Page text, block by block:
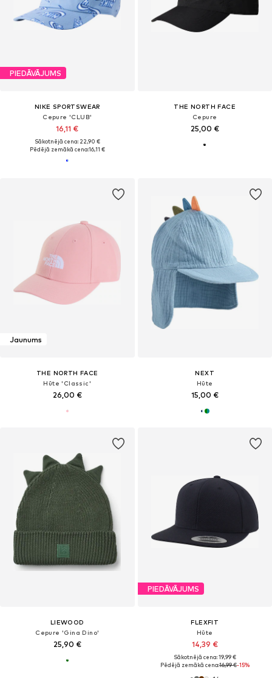
PIEDĀVĀJUMS
NIKE SPORTSWEAR
Cepure 'CLUB'
16,11 €
Sākotnējā cena: 22,90 €
Pēdējā zemākā cena:16,11 €
THE NORTH FACE
Cepure
25,00 €
Jaunums
THE NORTH FACE
Hūte 'Classic'
26,00 €
NEXT
Hūte
15,00 €
LIEWOOD
Cepure 'Gina Dino'
25,90 €
PIEDĀVĀJUMS
FLEXFIT
Hūte
14,39 €
Sākotnējā cena: 19,99 €
Pēdējā zemākā cena:16,99 €-15%